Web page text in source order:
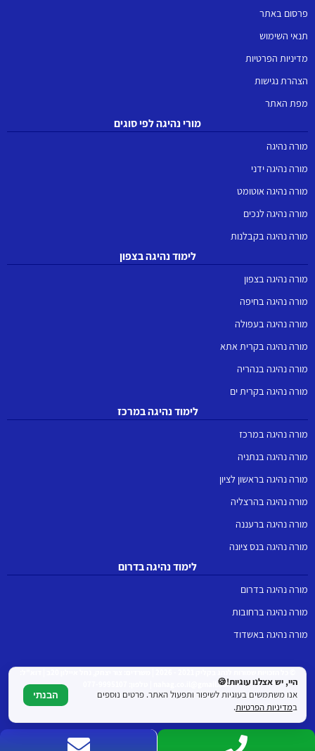
פרסום באתר
תנאי השימוש
מדיניות הפרטיות
הצהרת נגישות
מפת האתר
מורי נהיגה לפי סוגים
מורה נהיגה
מורה נהיגה ידני
מורה נהיגה אוטומט
מורה נהיגה לנכים
מורה נהיגה בקבלנות
לימוד נהיגה בצפון
מורה נהיגה בצפון
מורה נהיגה בחיפה
מורה נהיגה בעפולה
מורה נהיגה בקרית אתא
מורה נהיגה בנהריה
מורה נהיגה בקרית ים
לימוד נהיגה במרכז
מורה נהיגה במרכז
מורה נהיגה בנתניה
מורה נהיגה בראשון לציון
מורה נהיגה בהרצליה
מורה נהיגה ברעננה
מורה נהיגה בנס ציונה
לימוד נהיגה בדרום
מורה נהיגה בדרום
מורה נהיגה ברחובות
מורה נהיגה באשדוד
nahag.co.il@gmail.com | טלפון: 077-9995107היי, יש אצלנו עוגיות!🍪
אנו משתמשים בעוגיות לשיפור ותפעול האתר. פרטים נוספים
במדיניות הפרטיות.
הבנתי